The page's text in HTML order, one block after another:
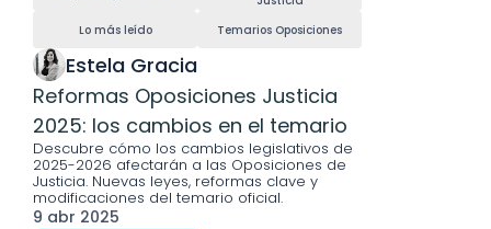
Lo más leído
Temarios Oposiciones
Estela Gracia
Reformas Oposiciones Justicia
2025: los cambios en el temario
Descubre cómo los cambios legislativos de
2025-2026 afectarán a las Oposiciones de
Justicia. Nuevas leyes, reformas clave y
modificaciones del temario oficial.
9 abr 2025